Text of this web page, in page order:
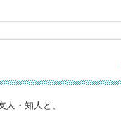
・知人と、